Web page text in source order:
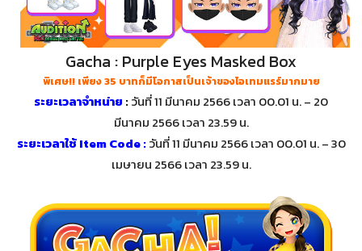
Gacha : Purple Eyes Masked Box
พิเศษ!! เพียง 35 บาทก็มีโอกาสเป็นเจ้าของไอเทมแรร์มากมาย
ระยะเวลาจำหน่าย :วันที่ 11 มีนาคม 2566 เวลา 00.01 น. – 20
มีนาคม 2566 เวลา 23.59 น.
ระยะเวลาใช้ Item Code :วันที่ 11 มีนาคม 2566 เวลา 00.01 น. – 30
เมษายน 2566 เวลา 23.59 น.